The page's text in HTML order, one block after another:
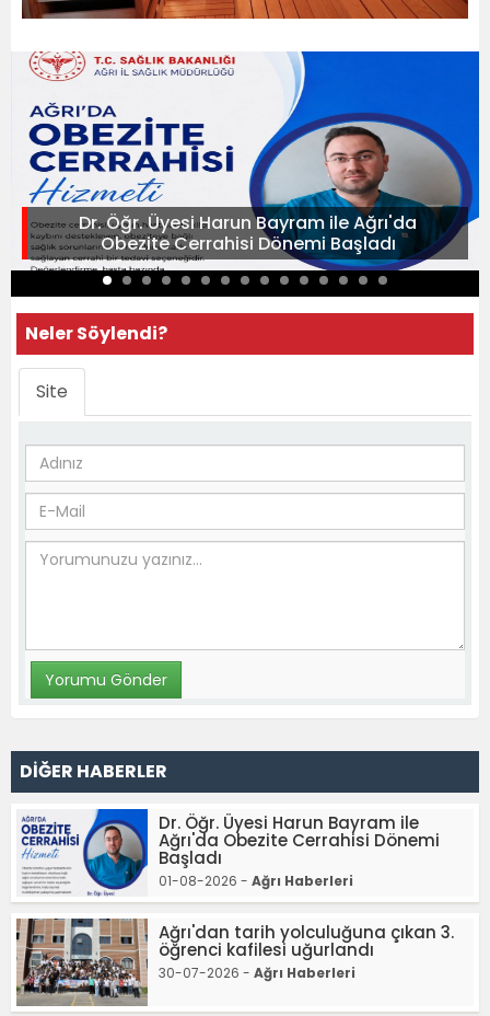
Dr. Öğr. Üyesi Harun Bayram ile Ağrı'da
Obezite Cerrahisi Dönemi Başladı
Neler Söylendi?
Site
DİĞER HABERLER
Dr. Öğr. Üyesi Harun Bayram ile
Ağrı'da Obezite Cerrahisi Dönemi
Başladı
01-08-2026 - Ağrı Haberleri
Ağrı'dan tarih yolculuğuna çıkan 3.
öğrenci kafilesi uğurlandı
30-07-2026 - Ağrı Haberleri